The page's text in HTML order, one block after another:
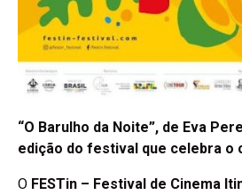
“O Barulho da Noite”, de Eva
edição do festival que celebra o
O FESTin – Festival de Cinema